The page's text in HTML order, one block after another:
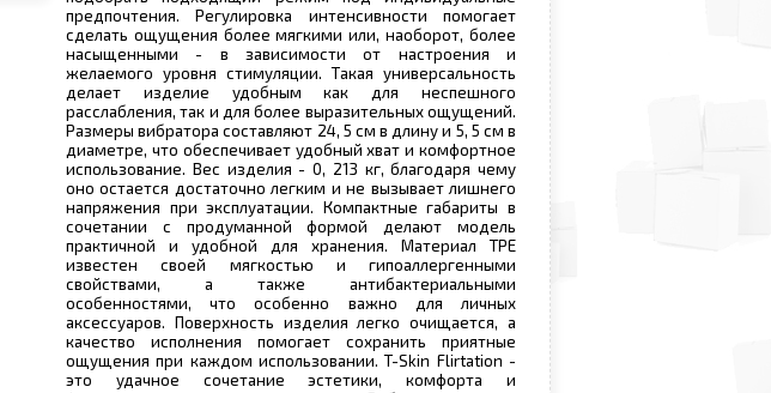
предпочтения. Регулировка интенсивности помогает
сделать ощущения более мягкими или, наоборот, более
насыщенными - в зависимости от настроения и
желаемого уровня стимуляции. Такая универсальность
делает изделие удобным как для неспешного
расслабления, так и для более выразительных ощущений.
Размеры вибратора составляют 24, 5 см в длину и 5, 5 см в
диаметре, что обеспечивает удобный хват и комфортное
использование. Вес изделия - 0, 213 кг, благодаря чему
оно остается достаточно легким и не вызывает лишнего
напряжения при эксплуатации. Компактные габариты в
сочетании с продуманной формой делают модель
практичной и удобной для хранения. Материал TPE
известен своей мягкостью и гипоаллергенными
свойствами, а также антибактериальными
особенностями, что особенно важно для личных
аксессуаров. Поверхность изделия легко очищается, а
качество исполнения помогает сохранить приятные
ощущения при каждом использовании. T-Skin Flirtation -
это удачное сочетание эстетики, комфорта и